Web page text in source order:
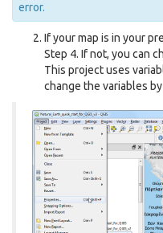
error.
If your map is in your
Step 4. If not, you can
This project uses
change the variables